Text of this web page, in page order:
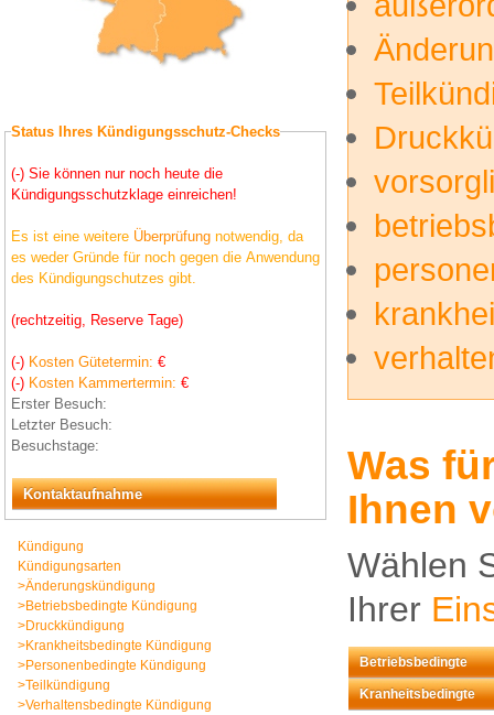
Status Ihres Kündigungsschutz-Checks
(-) Sie können nur noch heute die
Kündigungsschutzklage einreichen!
Es ist eine weitere Überprüfung notwendig, da
es weder Gründe für noch gegen die Anwendung
des Kündigungschutzes gibt.
(rechtzeitig, Reserve Tage)
(-) Kosten Gütetermin: €
(-) Kosten Kammertermin: €
Erster Besuch:
Letzter Besuch:
Besuchstage:
Kontaktaufnahme
Kündigung
Kündigungsarten
>Änderungskündigung
>Betriebsbedingte Kündigung
>Druckkündigung
>Krankheitsbedingte Kündigung
>Personenbedingte Kündigung
>Teilkündigung
>Verhaltensbedingte Kündigung
Was
Ihnen
Wählen
Ihrer
Betriebsbedingte
Kranheitsbedingte